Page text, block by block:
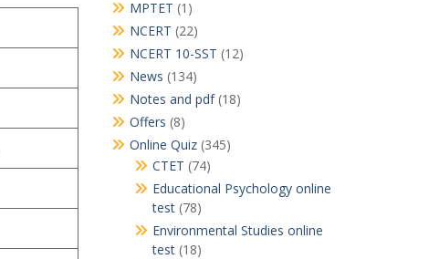
MPTET (1)
NCERT (22)
NCERT 10-SST (12)
News (134)
Notes and pdf(18)
Offers (8)
Online Quiz(345)
CTET (74)
Educational Psychology online
test(78)
Environmental Studies online
test(18)